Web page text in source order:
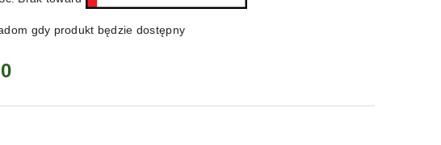
gdy produkt będzie dostępny